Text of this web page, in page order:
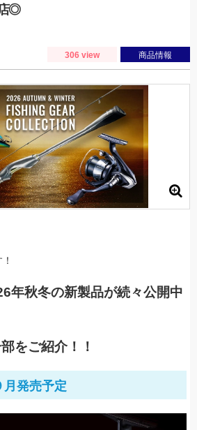
◎
306 view 商品情報
年秋冬の新製品が続々公開中
をご紹介！！
発売予定